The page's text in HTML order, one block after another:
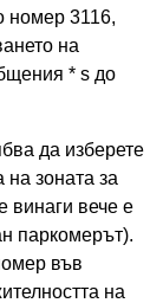
номер 3116,
на
* s до
да изберете
зоната за
винаги вече е
паркомерът).
във
на